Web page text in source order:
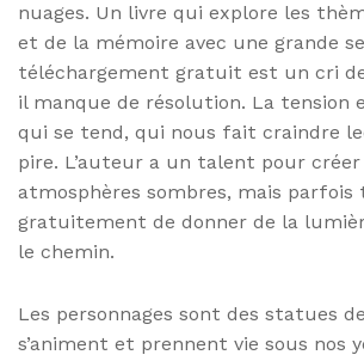
nuages. Un livre qui explore les
et de la mémoire avec une grande
téléchargement gratuit est un cri
il manque de résolution. La tension
qui se tend, qui nous fait craindre
pire. L’auteur a un talent pour créer
atmosphères sombres, mais parfois
gratuitement de donner de la
le chemin.
Les personnages sont des statues
s’animent et prennent vie sous nos